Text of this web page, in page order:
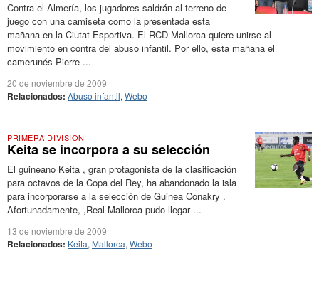
Contra el Almería, los jugadores saldrán al terreno de
juego con una camiseta como la presentada esta
mañana en la Ciutat Esportiva. El RCD Mallorca quiere unirse al
movimiento en contra del abuso infantil. Por ello, esta mañana el
camerunés Pierre ...
20 de noviembre de 2009
Relacionados: Abuso infantil, Webo
PRIMERA DIVISIÓN
Keita se incorpora a su selección
El guineano Keita , gran protagonista de la clasificación
para octavos de la Copa del Rey, ha abandonado la isla
para incorporarse a la selección de Guinea Conakry .
Afortunadamente, ,Real Mallorca pudo llegar ...
13 de noviembre de 2009
Relacionados: Keita, Mallorca, Webo